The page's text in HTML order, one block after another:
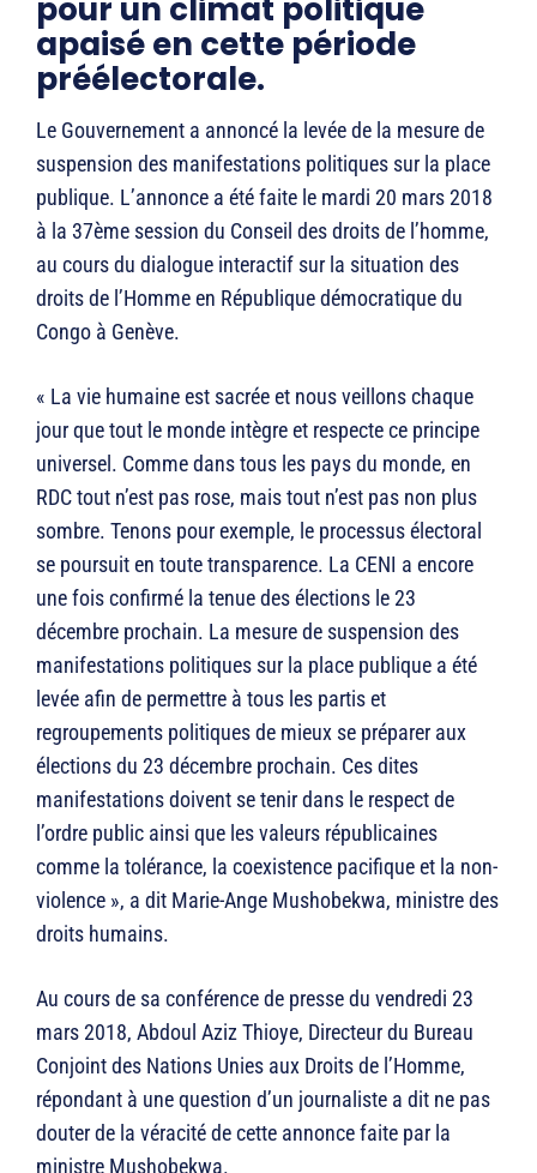
pour un climat politique
apaisé en cette période
préélectorale.
Le Gouvernement a annoncé la levée de la mesure de
suspension des manifestations politiques sur la place
publique. L’annonce a été faite le mardi 20 mars 2018
à la 37ème session du Conseil des droits de l’homme,
au cours du dialogue interactif sur la situation des
droits de l’Homme en République démocratique du
Congo à Genève.
« La vie humaine est sacrée et nous veillons chaque
jour que tout le monde intègre et respecte ce principe
universel. Comme dans tous les pays du monde, en
RDC tout n’est pas rose, mais tout n’est pas non plus
sombre. Tenons pour exemple, le processus électoral
se poursuit en toute transparence. La CENI a encore
une fois confirmé la tenue des élections le 23
décembre prochain. La mesure de suspension des
manifestations politiques sur la place publique a été
levée afin de permettre à tous les partis et
regroupements politiques de mieux se préparer aux
élections du 23 décembre prochain. Ces dites
manifestations doivent se tenir dans le respect de
l’ordre public ainsi que les valeurs républicaines
comme la tolérance, la coexistence pacifique et la non-
violence », a dit Marie-Ange Mushobekwa, ministre des
droits humains.
Au cours de sa conférence de presse du vendredi 23
mars 2018, Abdoul Aziz Thioye, Directeur du Bureau
Conjoint des Nations Unies aux Droits de l’Homme,
répondant à une question d’un journaliste a dit ne pas
douter de la véracité de cette annonce faite par la
ministre Mushobekwa.